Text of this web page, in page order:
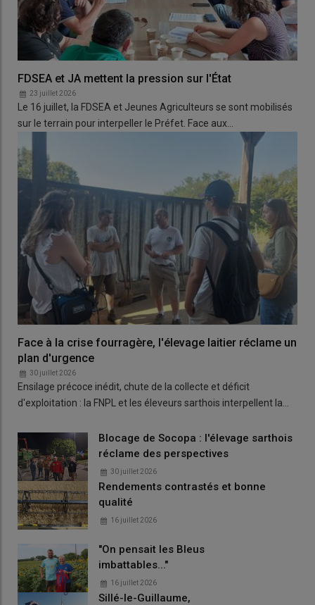
FDSEA et JA mettent la pression sur l'État
23 juillet 2026
Le 16 juillet, la FDSEA et Jeunes Agriculteurs se sont mobilisés
sur le terrain pour interpeller le Préfet. Face aux…
Face à la crise fourragère, l'élevage laitier réclame un
plan d'urgence
30 juillet 2026
Ensilage précoce inédit, chute de la collecte et déficit
d'exploitation : la FNPL et les éleveurs sarthois interpellent la…
Blocage de Socopa : l'élevage sarthois
réclame des perspectives
30 juillet 2026
Rendements contrastés et bonne
qualité
16 juillet 2026
"On pensait les Bleus
imbattables..."
16 juillet 2026
Sillé-le-Guillaume,